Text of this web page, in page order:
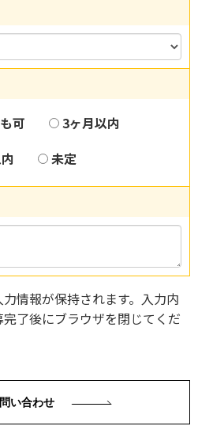
可
3ヶ月以内
未定
情報が保持されます。入力内
了後にブラウザを閉じてくだ
い合わせ